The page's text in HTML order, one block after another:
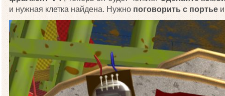
и нужная клетка найдена. Нужно поговорить с портье